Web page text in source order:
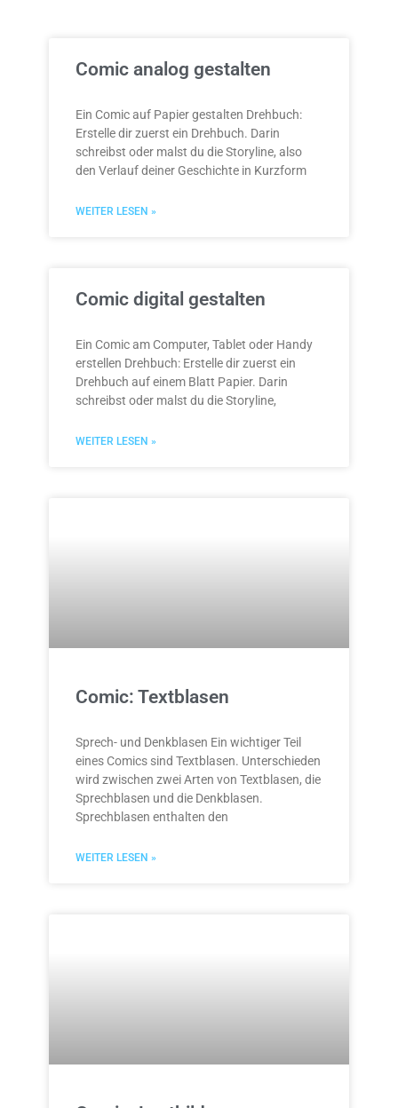
Comic analog gestalten
Ein Comic auf Papier gestalten Drehbuch:
Erstelle dir zuerst ein Drehbuch. Darin
schreibst oder malst du die Storyline, also
den Verlauf deiner Geschichte in Kurzform
WEITER LESEN »
Comic digital gestalten
Ein Comic am Computer, Tablet oder Handy
erstellen Drehbuch: Erstelle dir zuerst ein
Drehbuch auf einem Blatt Papier. Darin
schreibst oder malst du die Storyline,
WEITER LESEN »
Comic: Textblasen
Sprech- und Denkblasen Ein wichtiger Teil
eines Comics sind Textblasen. Unterschieden
wird zwischen zwei Arten von Textblasen, die
Sprechblasen und die Denkblasen.
Sprechblasen enthalten den
WEITER LESEN »